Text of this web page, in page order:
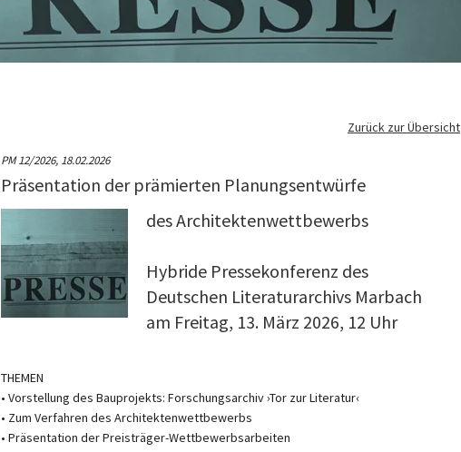
Zurück zur Übersicht
PM 12/2026, 18.02.2026
Präsentation der prämierten Planungsentwürfe
des Architektenwettbewerbs
Hybride Pressekonferenz des
Deutschen Literaturarchivs Marbach
am Freitag, 13. März 2026, 12 Uhr
THEMEN
• Vorstellung des Bauprojekts: Forschungsarchiv ›Tor zur Literatur‹
• Zum Verfahren des Architektenwettbewerbs
• Präsentation der Preisträger-Wettbewerbsarbeiten